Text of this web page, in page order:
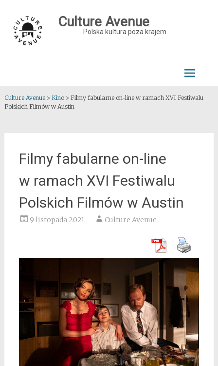
content
Culture Avenue
Polska kultura poza krajem
Culture Avenue> Kino> Filmy fabularne on-line w ramach XVI Festiwalu
Polskich Filmów w Austin
Filmy fabularne on-line
w ramach XVI Festiwalu
Polskich Filmów w Austin
9 listopada 2021 Culture Avenue